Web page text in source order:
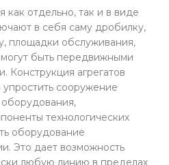
как отдельно, так и в виде
в себя саму дробилку,
площадки обслуживания,
быть передвижными
Конструкция агрегатов
упростить сооружение
технологических
оборудование
Это дает возможность
любую линию в пределах